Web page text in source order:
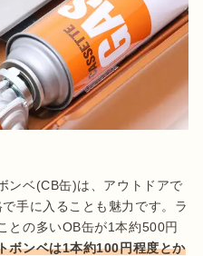
ンベ(CB缶)は、アウトドアで
手に入ることも魅力です。ラ
との多いOB缶が1本約500円
ボンベは1本約100円程度とか